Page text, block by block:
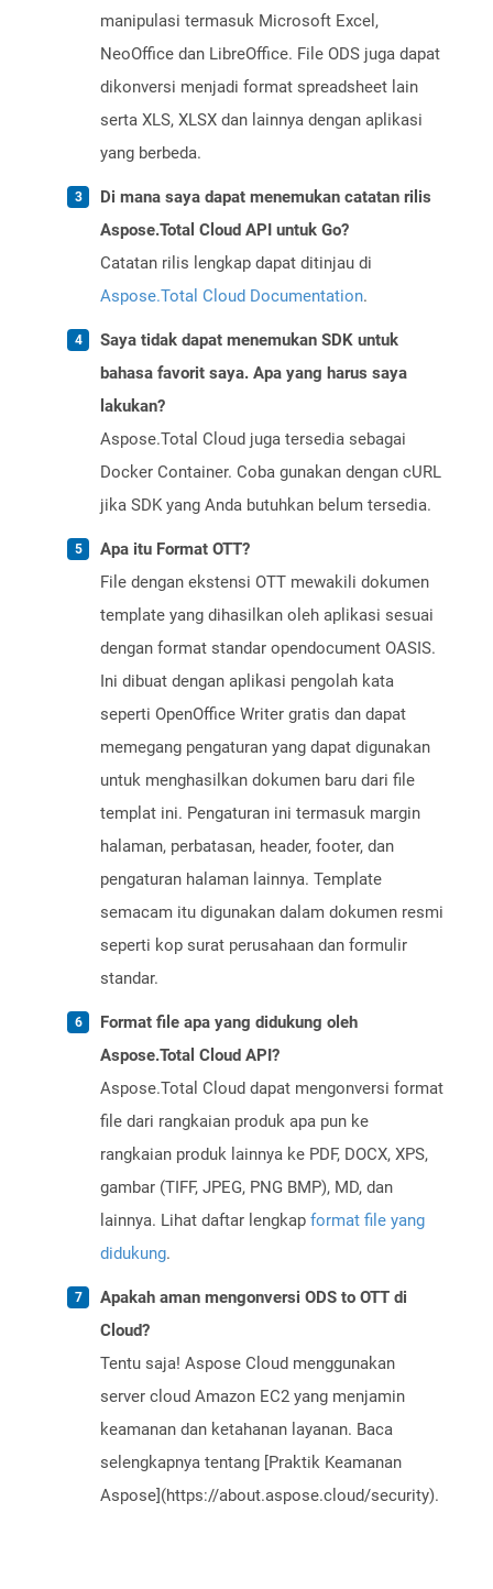
manipulasi termasuk Microsoft Excel,
NeoOffice dan LibreOffice. File ODS juga dapat
dikonversi menjadi format spreadsheet lain
serta XLS, XLSX dan lainnya dengan aplikasi
yang berbeda.
Di mana saya dapat menemukan catatan rilis
Aspose.Total Cloud API untuk Go?
Catatan rilis lengkap dapat ditinjau di
Aspose.Total Cloud Documentation.
Saya tidak dapat menemukan SDK untuk
bahasa favorit saya. Apa yang harus saya
lakukan?
Aspose.Total Cloud juga tersedia sebagai
Docker Container. Coba gunakan dengan cURL
jika SDK yang Anda butuhkan belum tersedia.
Apa itu Format OTT?
File dengan ekstensi OTT mewakili dokumen
template yang dihasilkan oleh aplikasi sesuai
dengan format standar opendocument OASIS.
Ini dibuat dengan aplikasi pengolah kata
seperti OpenOffice Writer gratis dan dapat
memegang pengaturan yang dapat digunakan
untuk menghasilkan dokumen baru dari file
templat ini. Pengaturan ini termasuk margin
halaman, perbatasan, header, footer, dan
pengaturan halaman lainnya. Template
semacam itu digunakan dalam dokumen resmi
seperti kop surat perusahaan dan formulir
standar.
Format file apa yang didukung oleh
Aspose.Total Cloud API?
Aspose.Total Cloud dapat mengonversi format
file dari rangkaian produk apa pun ke
rangkaian produk lainnya ke PDF, DOCX, XPS,
gambar (TIFF, JPEG, PNG BMP), MD, dan
lainnya. Lihat daftar lengkap format file yang
didukung.
Apakah aman mengonversi ODS to OTT di
Cloud?
Tentu saja! Aspose Cloud menggunakan
server cloud Amazon EC2 yang menjamin
keamanan dan ketahanan layanan. Baca
selengkapnya tentang [Praktik Keamanan
Aspose](https://about.aspose.cloud/security).